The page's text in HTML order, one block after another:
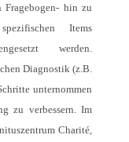
Fragebogen- hin zu
Items
werden.
Diagnostik (z.B.
unternommen
zu verbessern. Im
Charité,